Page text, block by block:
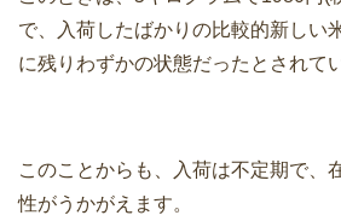
で、入荷したばかりの比較的新しい
に残りわずかの状態だったとされて
このことからも、入荷は不定期で、
性がうかがえます。